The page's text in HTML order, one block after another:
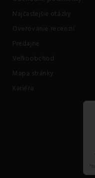
Najčastejšie otázky
Overovanie recenzií
Predajne
Veľkoobchod
Mapa stránky
Kariéra